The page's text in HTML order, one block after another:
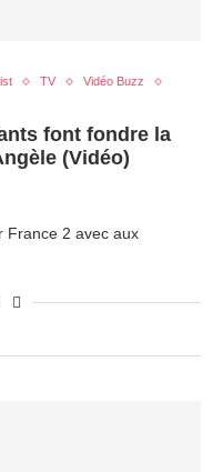
TV
Vidéo Buzz
font fondre la
(Vidéo)
France 2 avec aux